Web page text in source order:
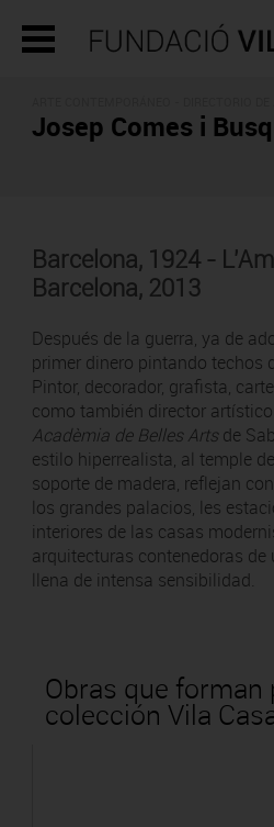
Josep Comes i
Barcelona, 1924 -
Barcelona, 2013
Después de la guerra, ya de
primer dinero pintando techos
Pintor, decorador, grafista,
como también director
Acadèmia de Belles Artsde
estilo hiperrealista, al temple
soporte de madera, reflejan
los grandes palacios, les
interiores de las casas
arquitecturas contenedoras
llena de intensa sensibilidad.
Obras que forman
colección Vila